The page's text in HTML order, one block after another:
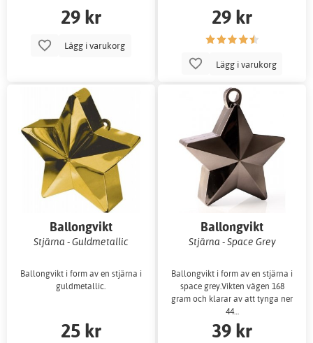
29 kr
Lägg i varukorg
29 kr
Lägg i varukorg
Ballongvikt
Stjärna - Guldmetallic
Ballongvikt i form av en stjärna i
guldmetallic.
25 kr
Ballongvikt
Stjärna - Space Grey
Ballongvikt i form av en stjärna i
space grey.Vikten vägen 168
gram och klarar av att tynga ner
44…
39 kr